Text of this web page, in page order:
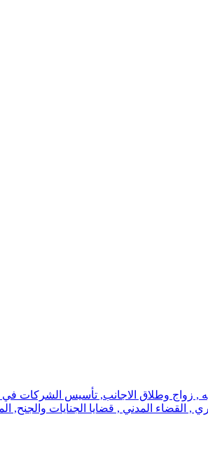
زواج وطلاق الاجانب, تأسيس الشركات في
المدني , قضايا الجنايات والجنح,